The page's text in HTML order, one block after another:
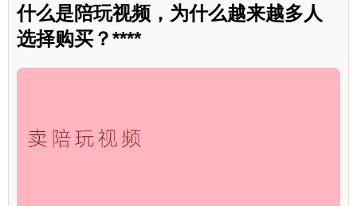
什么是陪玩视频，为什么越来越多人
选择购买？****